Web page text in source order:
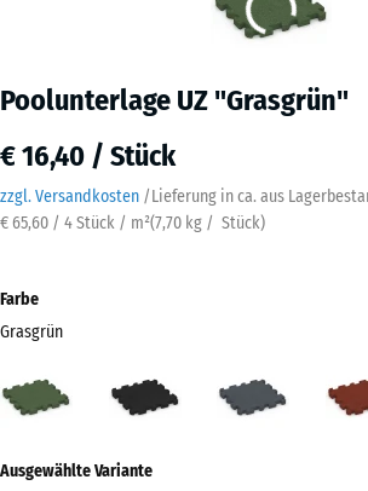
Poolunterlage UZ "Grasgrün"
€ 16,40 / Stück
zzgl. Versandkosten /Lieferung in ca. aus
€ 65,60 / 4 Stück / m²(7,70 kg / Stück)
Farbe
Grasgrün
(active)
Informationen
Ausgewählte Variante